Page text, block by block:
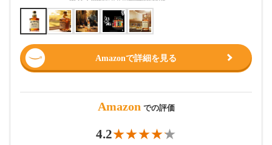
Amazonで詳細を見る
Amazon での評価
4.2